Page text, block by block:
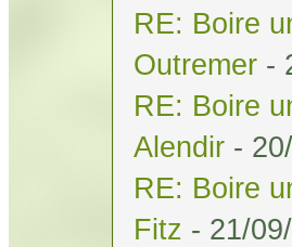
RE: Boire
Outremer -
RE: Boire
Alendir -
RE: Boire
Fitz - 21/